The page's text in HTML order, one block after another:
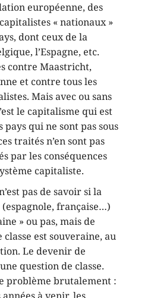
européenne, des
« nationaux »
dont ceux de la
l’Espagne, etc.
contre Maastricht,
et contre tous les
Mais avec ou sans
le capitalisme qui est
pays qui ne sont pas sous
traités n’en sont pas
par les conséquences
capitaliste.
pas de savoir si la
française…)
» ou pas, mais de
est souveraine, au
Le devenir de
question de classe.
problème brutalement :